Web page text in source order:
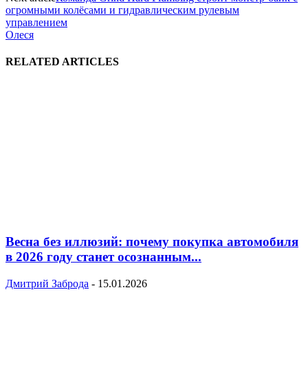
огромными колёсами и гидравлическим рулевым
управлением
Олеся
RELATED ARTICLES
Весна без иллюзий: почему покупка автомобиля
в 2026 году станет осознанным...
Дмитрий Заброда - 15.01.2026